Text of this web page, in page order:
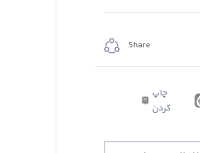
Share
چاپ
کردن